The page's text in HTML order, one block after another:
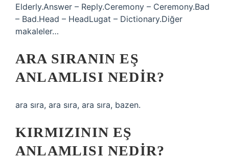
Elderly.Answer – Reply.Ceremony – Ceremony.Bad
– Bad.Head – HeadLugat – Dictionary.Diğer
makaleler…
ARA SIRANIN EŞ
ANLAMLISI NEDIR?
ara sıra, ara sıra, ara sıra, bazen.
KIRMIZININ EŞ
ANLAMLISI NEDIR?